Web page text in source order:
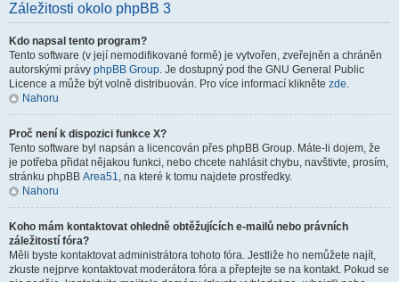
Záležitosti okolo phpBB 3
Kdo napsal tento program?
Tento software (v její nemodifikované formě) je vytvořen, zveřejněn a chráněn
autorskými právy phpBB Group. Je dostupný pod the GNU General Public
Licence a může být volně distribuován. Pro více informací klikněte zde.
Nahoru
Proč není k dispozici funkce X?
Tento software byl napsán a licencován přes phpBB Group. Máte-li dojem, že
je potřeba přidat nějakou funkci, nebo chcete nahlásit chybu, navštivte, prosím,
stránku phpBB Area51, na které k tomu najdete prostředky.
Nahoru
Koho mám kontaktovat ohledně obtěžujících e-mailů nebo právních
záležitostí fóra?
Měli byste kontaktovat administrátora tohoto fóra. Jestliže ho nemůžete najít,
zkuste nejprve kontaktovat moderátora fóra a přeptejte se na kontakt. Pokud se